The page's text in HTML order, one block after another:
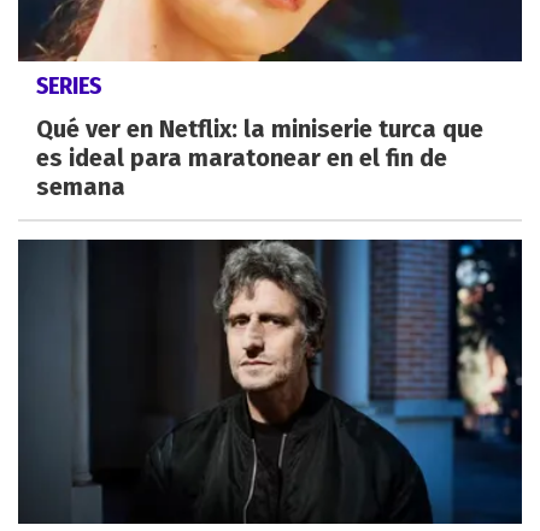
SERIES
Qué ver en Netflix: la miniserie turca que
es ideal para maratonear en el fin de
semana